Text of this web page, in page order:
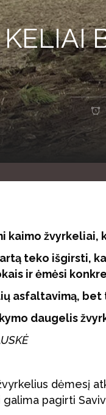
kaimo
teko išgirsti,
ir ėmėsi
asfaltavimą,
daugelis
dėmesį
galima pagirti